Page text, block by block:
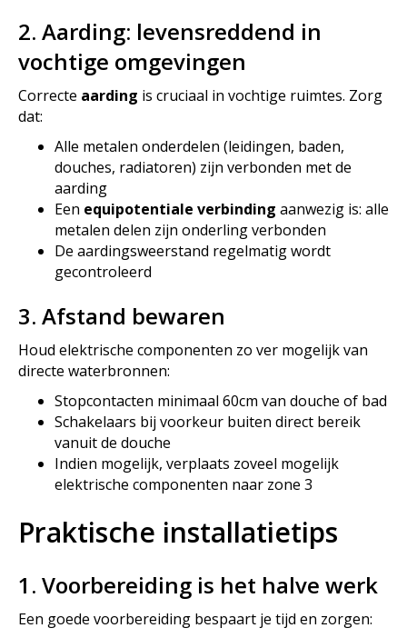
2. Aarding: levensreddend in
vochtige omgevingen
Correcte aarding is cruciaal in vochtige ruimtes. Zorg
dat:
Alle metalen onderdelen (leidingen, baden,
douches, radiatoren) zijn verbonden met de
aarding
Een equipotentiale verbinding aanwezig is: alle
metalen delen zijn onderling verbonden
De aardingsweerstand regelmatig wordt
gecontroleerd
3. Afstand bewaren
Houd elektrische componenten zo ver mogelijk van
directe waterbronnen:
Stopcontacten minimaal 60cm van douche of bad
Schakelaars bij voorkeur buiten direct bereik
vanuit de douche
Indien mogelijk, verplaats zoveel mogelijk
elektrische componenten naar zone 3
Praktische installatietips
1. Voorbereiding is het halve werk
Een goede voorbereiding bespaart je tijd en zorgen: